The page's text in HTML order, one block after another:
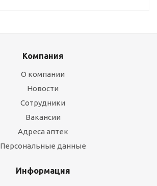
Компания
О компании
Новости
Сотрудники
Вакансии
Адреса аптек
Персональные данные
Информация